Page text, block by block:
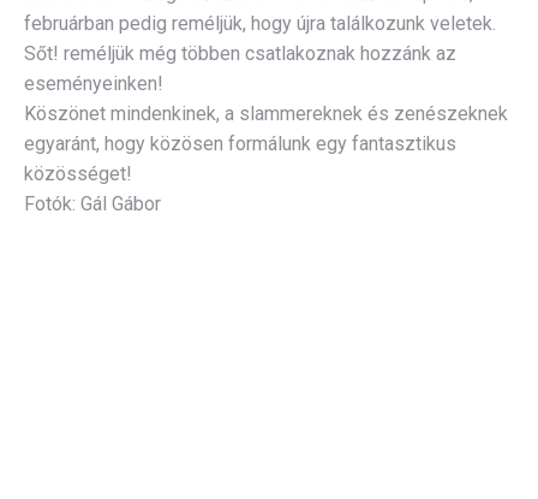
februárban pedig reméljük, hogy újra találkozunk veletek.
Sőt! reméljük még többen csatlakoznak hozzánk az
eseményeinken!
Köszönet mindenkinek, a slammereknek és zenészeknek
egyaránt, hogy közösen formálunk egy fantasztikus
közösséget!
Fotók: Gál Gábor